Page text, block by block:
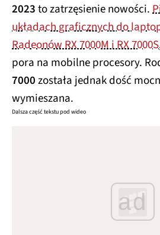
2023to zatrzęsienie nowości.
układach graficznych do
Radeonów RX 7000M i RX 7000S
pora na mobilne procesory.
7000została jednak dość
wymieszana.
Dalsza część tekstu pod wideo
ad